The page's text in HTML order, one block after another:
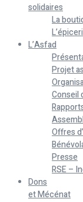
solidaires
La
L’Asfad
Projet
Conseil
Offres
Presse
RSE –
Dons
et Mécénat